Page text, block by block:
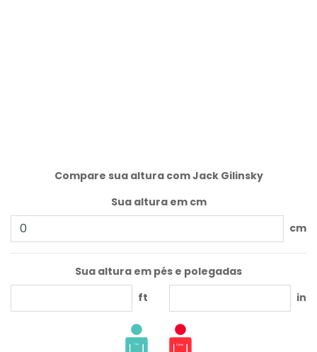
Compare sua altura com Jack Gilinsky
Sua altura em cm
cm
Sua altura em pés e polegadas
ft
in